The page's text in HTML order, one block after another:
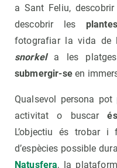
a Sant Feliu,
descobrir les plantes
fotografiar la vida de
snorkela les
submergir-seen
Qualsevol persona
activitat o buscar
L’objectiu és trobar
d’espècies possible
Natusfera, la